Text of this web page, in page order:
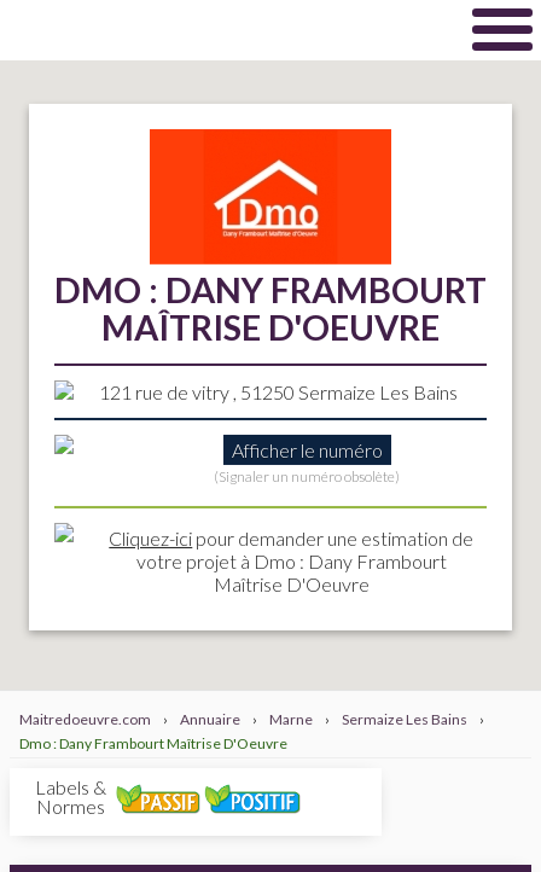
DMO : DANY FRAMBOURT
MAÎTRISE D'OEUVRE
121 rue de vitry , 51250 Sermaize Les Bains
Afficher le numéro
(Signaler un numéro obsolète)
Cliquez-ici pour demander une estimation de
votre projet à Dmo : Dany Frambourt
Maîtrise D'Oeuvre
Maitredoeuvre.com › Annuaire › Marne › Sermaize Les Bains
›
Dmo : Dany Frambourt Maîtrise D'Oeuvre
Labels &
Normes